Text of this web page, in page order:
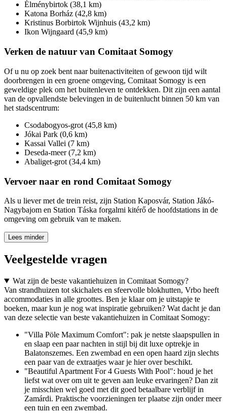
Élménybirtok (38,1 km)
Katona Borház (42,8 km)
Kristinus Borbirtok Wijnhuis (43,2 km)
Ikon Wijngaard (45,9 km)
Verken de natuur van Comitaat Somogy
Of u nu op zoek bent naar buitenactiviteiten of gewoon tijd wilt
doorbrengen in een groene omgeving, Comitaat Somogy is een
geweldige plek om het buitenleven te ontdekken. Dit zijn een aantal
van de opvallendste belevingen in de buitenlucht binnen 50 km van
het stadscentrum:
Csodabogyos-grot (45,8 km)
Jókai Park (0,6 km)
Kassai Vallei (7 km)
Deseda-meer (7,2 km)
Abaliget-grot (34,4 km)
Vervoer naar en rond Comitaat Somogy
Als u liever met de trein reist, zijn Station Kaposvár, Station Jákó-
Nagybajom en Station Táska forgalmi kitérő de hoofdstations in de
omgeving om gebruik van te maken.
Lees minder
Veelgestelde vragen
Wat zijn de beste vakantiehuizen in Comitaat Somogy?
Van strandhuizen tot skichalets en sfeervolle blokhutten, Vrbo heeft
accommodaties in alle groottes. Ben je klaar om je uitstapje te
boeken, maar kun je nog wat inspiratie gebruiken? Wat dacht je dan
van deze selectie van beste vakantiehuizen in Comitaat Somogy:
"Villa Pöle Maximum Comfort": pak je netste slaapspullen in
en slaap een paar nachten in stijl bij dit luxe optrekje in
Balatonszemes. Een zwembad en een open haard zijn slechts
een paar van de extraatjes waar je hier over beschikt.
"Beautiful Apartment For 4 Guests With Pool": houd je het
liefst wat over om uit te geven aan leuke ervaringen? Dan zit
je misschien wel goed met dit goed betaalbare verblijf in
Zamárdi. Praktische voorzieningen ter plaatse zijn onder meer
een tuin en een zwembad.